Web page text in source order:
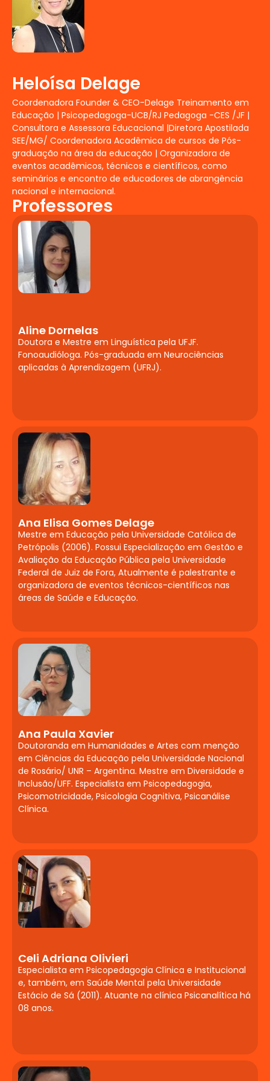
Política Nacional de Educação Especial
na perspectiva da Educação Inclusiva e
demais documentos orientadores.
escolar inclusiva e financiamento da
Educação Especial.
Fundamentos da
Neuropsicopedagogia
A neuropsicopedagogia e sua
contribuição para a Educação Inclusiva.
Aprendizagem e desenvolvimento.
Obstáculos e transtornos da
aprendizagem. Diagnóstico e intervenção
neuropsicopedagógica. Intervenção com
jogos.
Neuropsicopedagogia
e Desenvolvimento
Teorias contemporâneas da
aprendizagem (seus pressupostos e suas
relações pedagógicas). Relações entre
psicossocial, cognitivo, moral, emocional.
Hereditariedade x ambiente. A psicologia
do desenvolvimento sob diferentes
enfoques teóricos centrados na infância,
adolescência e vida adulta. Perspectivas
teórico-metodológicas do
humanos. O ciclo vital.
Psicomotricidade na
Prática
Neuropsicopedagógica
Psicomotricidade e estimulação precoce.
Desenvolvimento psicomotor e suas
implicações na alfabetização e na
inclusão.
Deficiência Múltipla,
Visual, Auditiva,
Intelectual, Física e
Sensorial: Abordagens
Pedagógicas
Compreensão das deficiências e suas
aprendizagem. Estratégias pedagógicas
e adaptações curriculares. Avaliação e
planejamento educacional especializado.
Documentos orientadores do serviço de
Atendimento Educacional Especializado
(AEE).
Superdotação:
Identificação e
Atendimento
identificação, avaliação e atendimento
educacional. Estratégias de
Heloísa Delage
Coordenadora Founder & CEO-Delage Treinamento em
Educação | Psicopedagoga-UCB/RJ Pedagoga -CES /JF |
Consultora e Assessora Educacional |Diretora Apostilada
SEE/MG/ Coordenadora Acadêmica de cursos de Pós-
graduação na área da educação | Organizadora de
eventos acadêmicos, técnicos e científicos, como
seminários e encontro de educadores de abrangência
nacional e internacional.
Professores
Aline Dornelas
Doutora e Mestre em Linguística pela UFJF.
Fonoaudióloga. Pós-graduada em Neurociências
aplicadas à Aprendizagem (UFRJ).
Ana Elisa Gomes Delage
Mestre em Educação pela Universidade Católica de
Petrópolis (2006). Possui Especialização em Gestão e
Avaliação da Educação Pública pela Universidade
Federal de Juiz de Fora, Atualmente é palestrante e
organizadora de eventos técnicos-científicos nas
áreas de Saúde e Educação.
Ana Paula Xavier
Doutoranda em Humanidades e Artes com menção
em Ciências da Educação pela Universidade Nacional
de Rosário/ UNR – Argentina. Mestre em Diversidade e
Inclusão/UFF. Especialista em Psicopedagogia,
Psicomotricidade, Psicologia Cognitiva, Psicanálise
Clínica.
Celi Adriana Olivieri
Especialista em Psicopedagogia Clínica e Institucional
e, também, em Saúde Mental pela Universidade
Estácio de Sá (2011). Atuante na clínica Psicanalítica há
08 anos.